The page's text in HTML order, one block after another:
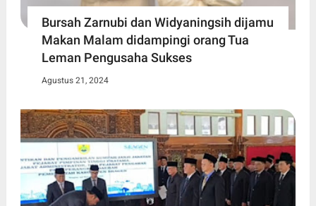
Bursah Zarnubi dan Widyaningsih dijamu
Makan Malam didampingi orang Tua
Leman Pengusaha Sukses
Agustus 21, 2024